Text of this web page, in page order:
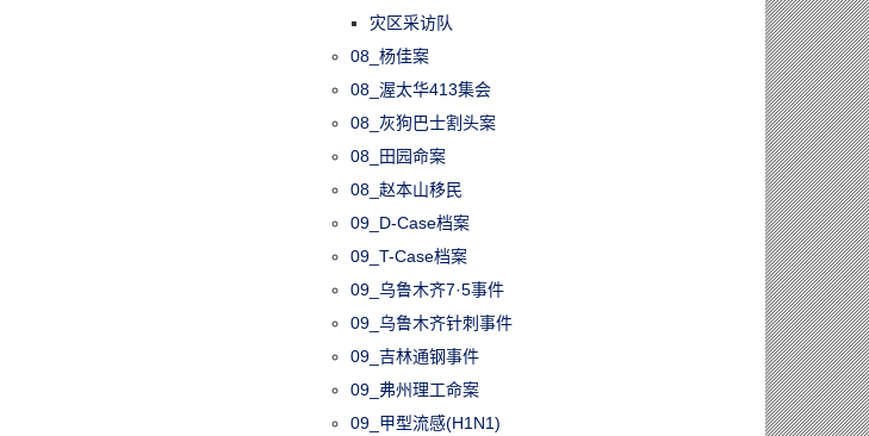
灾区采访队
08_杨佳案
08_渥太华413集会
08_灰狗巴士割头案
08_田园命案
08_赵本山移民
09_D-Case档案
09_T-Case档案
09_乌鲁木齐7·5事件
09_乌鲁木齐针刺事件
09_吉林通钢事件
09_弗州理工命案
09_甲型流感(H1N1)